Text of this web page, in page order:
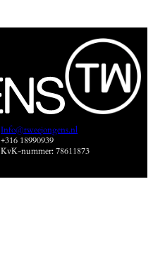
Info@tweejongens.nl
+316 18990939
KvK-nummer: 78611873